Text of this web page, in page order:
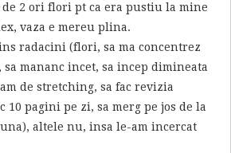
2 ori flori pt ca era pustiu la mine
vaza e mereu plina.
radacini (flori, sa ma concentrez
mananc incet, sa incep dimineata
de stretching, sa fac revizia
10 pagini pe zi, sa merg pe jos de la
altele nu, insa le-am incercat